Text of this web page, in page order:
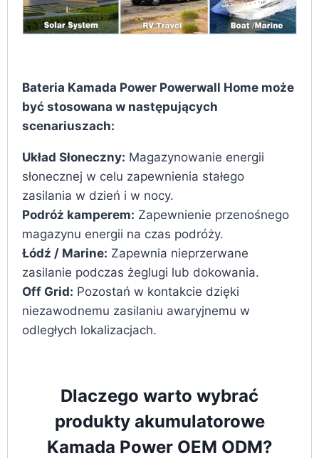
Bateria Kamada Power Powerwall Home może
być stosowana w następujących
scenariuszach:
Układ Słoneczny: Magazynowanie energii
słonecznej w celu zapewnienia stałego
zasilania w dzień i w nocy.
Podróż kamperem: Zapewnienie przenośnego
magazynu energii na czas podróży.
Łódź / Marine: Zapewnia nieprzerwane
zasilanie podczas żeglugi lub dokowania.
Off Grid: Pozostań w kontakcie dzięki
niezawodnemu zasilaniu awaryjnemu w
odległych lokalizacjach.
Dlaczego warto wybrać
produkty akumulatorowe
Kamada Power OEM ODM?